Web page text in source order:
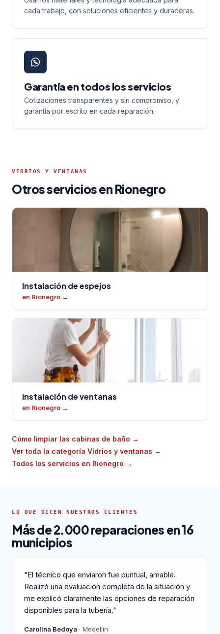
cada trabajo, con soluciones eficientes y duraderas.
Garantía en todos los servicios
Cotizaciones transparentes y sin compromiso, y
garantía por escrito en cada reparación.
VIDRIOS Y VENTANAS
Otros servicios en Rionegro
Instalación de espejos
en Rionegro →
Instalación de ventanas
en Rionegro →
Cómo limpiar las cabinas de baño →
Ver toda la categoría Vidrios y ventanas →
Todos los servicios en Rionegro →
LO QUE DICEN NUESTROS CLIENTES
Más de 2.000 reparaciones en 16
municipios
"El técnico que enviaron fue puntual, amable.
Realizó una evaluación completa de la situación y
me explicó claramente las opciones de reparación
disponibles para la tubería."
Carolina Bedoya · Medellín